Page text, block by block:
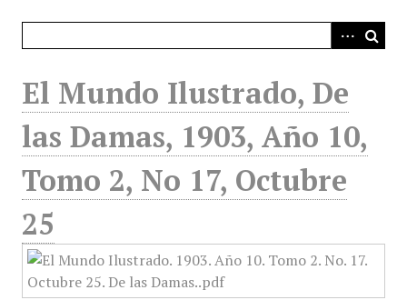
El Mundo Ilustrado, De
las Damas, 1903, Año 10,
Tomo 2, No 17, Octubre
25